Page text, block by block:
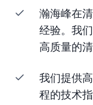
瀚海峰在
经验。我
高质量的清
我们提供
程的技术